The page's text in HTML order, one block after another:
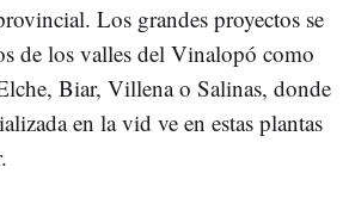
Los grandes proyectos se
de los valles del Vinalopó como
Biar, Villena o Salinas, donde
en la vid ve en estas plantas